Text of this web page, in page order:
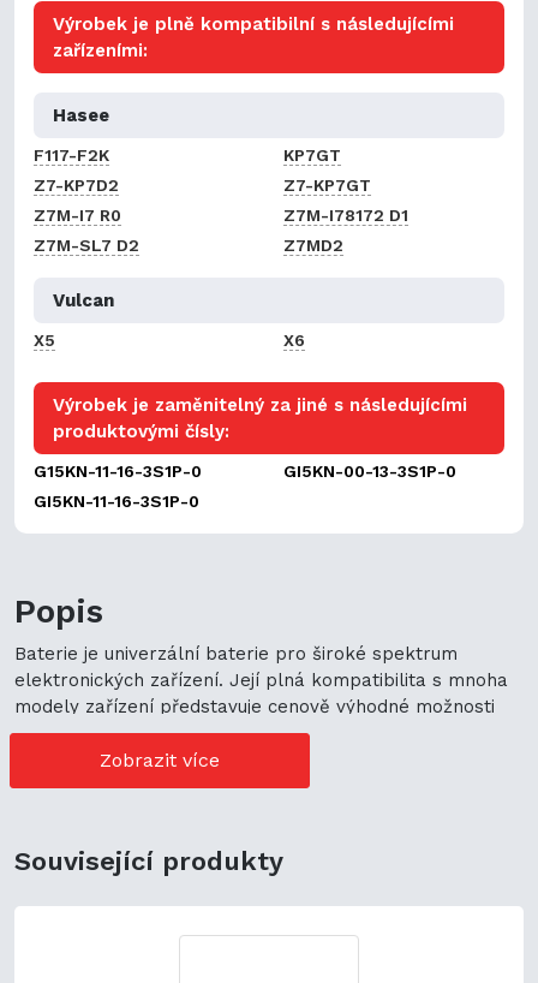
Výrobek je plně kompatibilní s následujícími
zařízeními:
Hasee
F117-F2K
KP7GT
Z7-KP7D2
Z7-KP7GT
Z7M-I7 R0
Z7M-I78172 D1
Z7M-SL7 D2
Z7MD2
Vulcan
X5 X6
Výrobek je zaměnitelný za jiné s následujícími
produktovými čísly:
G15KN-11-16-3S1P-0
GI5KN-00-13-3S1P-0
GI5KN-11-16-3S1P-0
Popis
Baterie je univerzální baterie pro široké spektrum
elektronických zařízení. Její plná kompatibilita s mnoha
modely zařízení představuje cenově výhodné možnosti
nákupu. Její univerzální použití navíc podporuje
ekologickou udržitelnost a zaručuje flexibilitu.
Zobrazit více
Související produkty